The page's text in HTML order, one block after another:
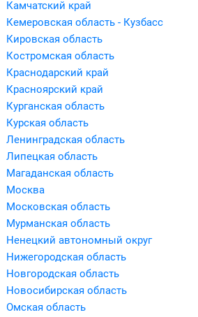
Камчатский край
Кемеровская область - Кузбасс
Кировская область
Костромская область
Краснодарский край
Красноярский край
Курганская область
Курская область
Ленинградская область
Липецкая область
Магаданская область
Москва
Московская область
Мурманская область
Ненецкий автономный округ
Нижегородская область
Новгородская область
Новосибирская область
Омская область